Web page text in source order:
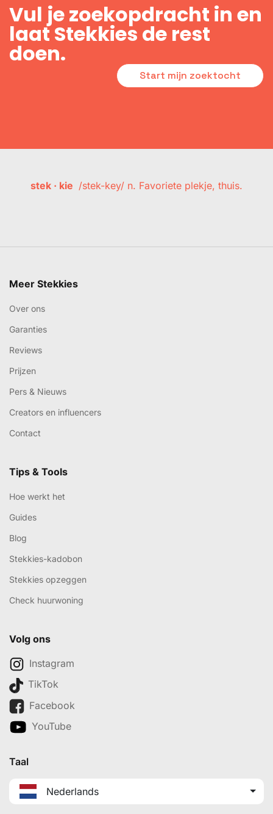
Vul je zoekopdracht in en
laat Stekkies de rest
doen.
Start mijn zoektocht
stek · kie /stek-key/ n. Favoriete plekje, thuis.
Meer Stekkies
Over ons
Garanties
Reviews
Prijzen
Pers & Nieuws
Creators en influencers
Contact
Tips & Tools
Hoe werkt het
Guides
Blog
Stekkies-kadobon
Stekkies opzeggen
Check huurwoning
Volg ons
Instagram
TikTok
Facebook
YouTube
Taal
Nederlands